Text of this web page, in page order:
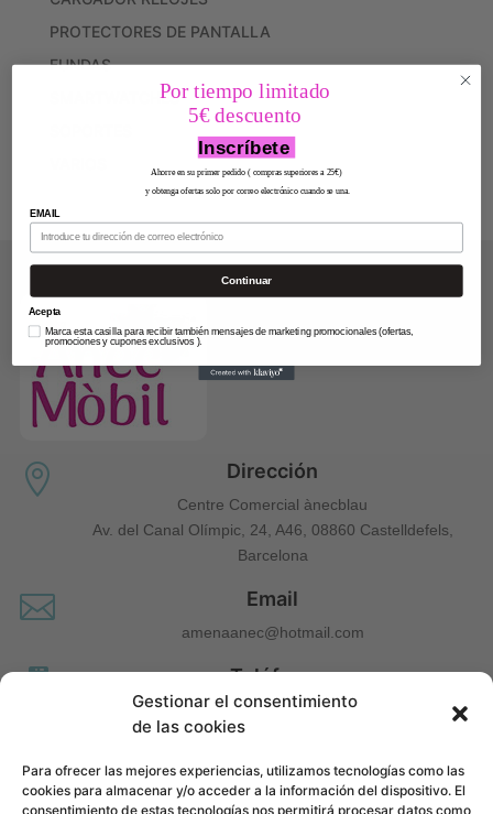
Gestionar el consentimiento
de las cookies
Para ofrecer las mejores experiencias, utilizamos tecnologías como las
cookies para almacenar y/o acceder a la información del dispositivo. El
consentimiento de estas tecnologías nos permitirá procesar datos como
PROTECTORES DE PANTALLA
FUNDAS
SMARTWATCHES
 Dirección
Centre Comercial ànecblau
Av. del Canal Olímpic, 24, A46, 08860 Castelldefels,
Barcelona
 Email
amenaanec@hotmail.com
 Teléfono
660 677 963
Por tiempo limitado
5€ descuento
Inscríbete
Ahorre en su primer pedido ( compras superiores a 25€)
y obtenga ofertas solo por correo electrónico cuando se una.
EMAIL
Continuar
Acepta
Marca esta casilla para recibir también mensajes de marketing promocionales (ofertas,
promociones y cupones exclusivos ).